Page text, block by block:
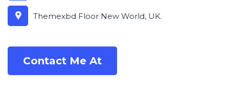
Themexbd Floor New World, UK.
Contact Me At